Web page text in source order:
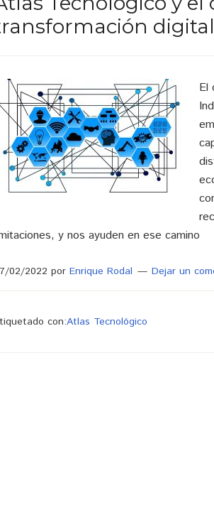
digital
El
y nos ayuden en ese camino
02/2022 por Enrique Rodal Dejar un
con:Atlas Tecnológico